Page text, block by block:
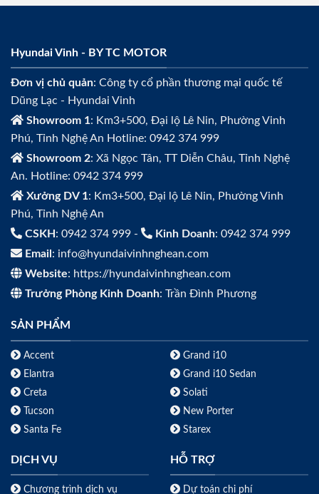
Hyundai Vinh - BY TC MOTOR
Đơn vị chủ quản: Công ty cổ phần thương mại quốc tế
Dũng Lạc - Hyundai Vinh
Showroom 1: Km3+500, Đại lộ Lê Nin, Phường Vinh
Phú, Tỉnh Nghệ An Hotline: 0942 374 999
Showroom 2: Xã Ngọc Tân, TT Diễn Châu, Tỉnh Nghệ
An. Hotline: 0942 374 999
Xưởng DV 1: Km3+500, Đại lộ Lê Nin, Phường Vinh
Phú, Tỉnh Nghệ An
CSKH : 0942 374 999 - Kinh Doanh: 0942 374 999
Email : info@hyundaivinhnghean.com
Website: https://hyundaivinhnghean.com
Trưởng Phòng Kinh Doanh: Trần Đình Phương
SẢN PHẨM
Accent
Elantra
Creta
Tucson
Santa Fe
Grand i10
Grand i10 Sedan
Solati
New Porter
Starex
DỊCH VỤ
Chương trình dịch vụ
HỖ TRỢ
Dự toán chi phí